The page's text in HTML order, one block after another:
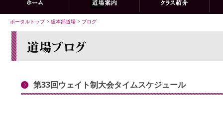
ポータルトップ> 総本部道場 > ブログ
第33回ウェイト制大会タイムスケジュール